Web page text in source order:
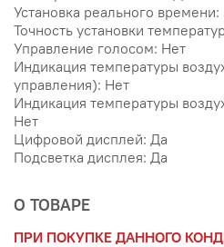
Установка реального времени:
Точность установки
Управление голосом: Нет
Индикация температуры
управления): Нет
Индикация температуры
Нет
Цифровой дисплей: Да
Подсветка дисплея: Да
О ТОВАРЕ
ПРИ ПОКУПКЕ ДАННОГО